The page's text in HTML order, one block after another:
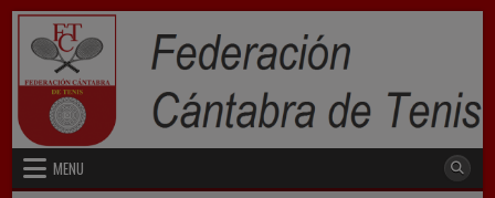
Skip
content
MENU